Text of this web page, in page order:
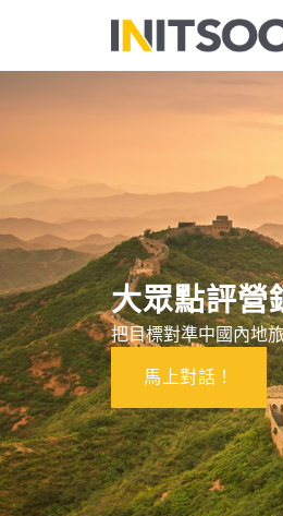
大眾點評營
把目標對準中國內地
馬上對話！